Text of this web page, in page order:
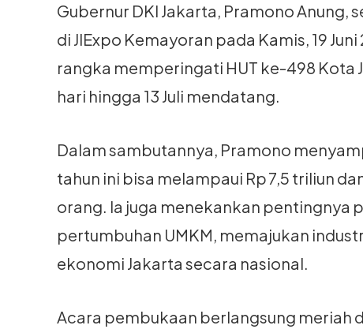
Gubernur DKI Jakarta, Pramono Anung,
di JIExpo Kemayoran pada Kamis, 19
rangka memperingati HUT ke-498 Kota
hari hingga 13 Juli mendatang.
Dalam sambutannya, Pramono
tahun ini bisa melampaui Rp 7,5 triliun
orang. Ia juga menekankan pentingnya
pertumbuhan UMKM, memajukan
ekonomi Jakarta secara nasional.
Acara pembukaan berlangsung meriah